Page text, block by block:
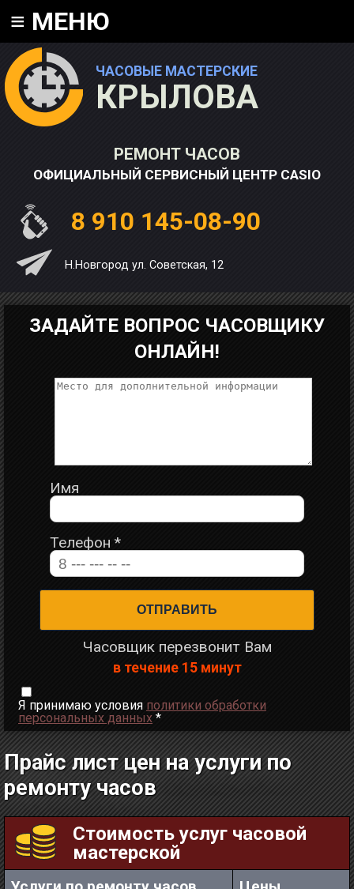
ЧАСОВЫЕ МАСТЕРСКИЕ
КРЫЛОВА
РЕМОНТ ЧАСОВ
ОФИЦИАЛЬНЫЙ СЕРВИСНЫЙ ЦЕНТР CASIO
8 910 145-08-90
Н.Новгород ул. Советская, 12
≡ МЕНЮ
ЗАДАЙТЕ ВОПРОС ЧАСОВЩИКУ
ОНЛАЙН!
Имя
Телефон *
Часовщик перезвонит Вам
в течение 15 минут
Я принимаю условия политики обработки
персональных данных *
Прайс лист цен на услуги по
ремонту часов
Стоимость услуг часовой
мастерской